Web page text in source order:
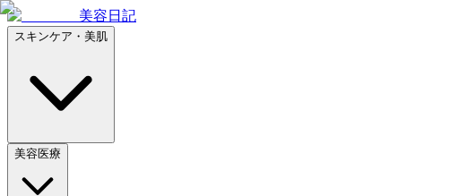
美容日記
スキンケア・美肌
美容医療